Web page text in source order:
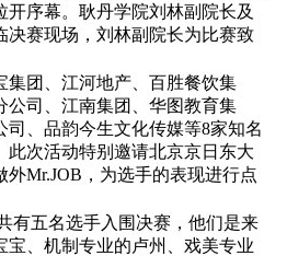
开序幕。耿丹学院刘林副院长及
决赛现场，刘林副院长为比赛致
团、江河地产、百胜餐饮集
公司、江南集团、华图教育集
司、品韵今生文化传媒等8家知名
此次活动特别邀请北京京日东大
Mr.JOB，为选手的表现进行点
五名选手入围决赛，他们是来
宝、机制专业的卢州、戏美专业